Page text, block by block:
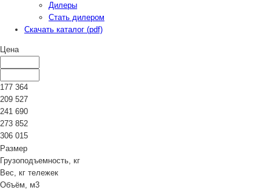
Дилеры
Стать дилером
Скачать каталог (pdf)
Цена
177 364
209 527
241 690
273 852
306 015
Размер
Грузоподъемность, кг
Вес, кг тележек
Объём, м3